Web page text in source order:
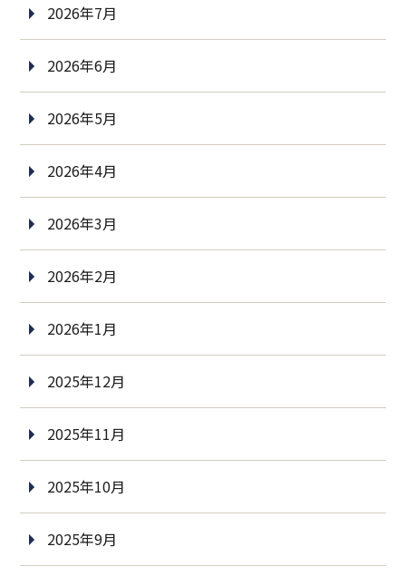
2026年7月
2026年6月
2026年5月
2026年4月
2026年3月
2026年2月
2026年1月
2025年12月
2025年11月
2025年10月
2025年9月